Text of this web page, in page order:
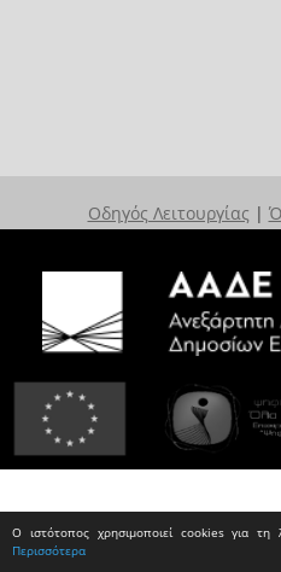
Ο ιστότοπος χρησιμοποιεί cookies για τη
Περισσότερα
Οδηγός Λειτουργίας |